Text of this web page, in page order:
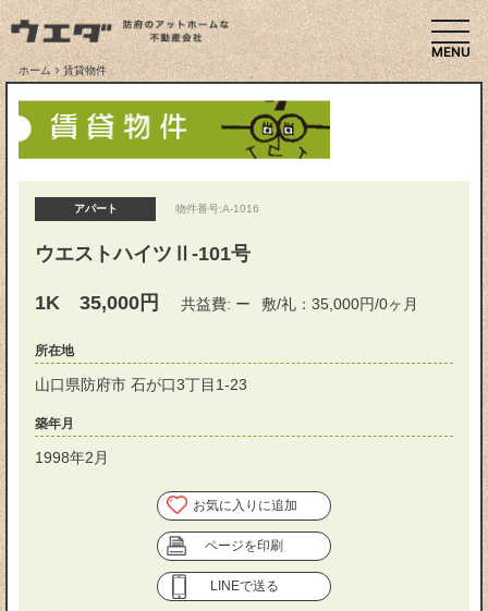
ホーム 賃貸物件
アパート 物件番号:A-1016
ウエストハイツⅡ-101号
1K 35,000円 共益費: ー 敷/礼：35,000円/0ヶ月
所在地
山口県防府市 石が口3丁目1-23
築年月
1998年2月
お気に入りに追加
ページを印刷
LINEで送る